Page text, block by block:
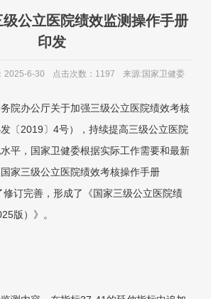
公立医院绩效监测操作手册
印发
2025-6-30 点击次数：1197 来源:国家卫健委
办公厅关于加强三级公立医院绩效考核
〔2019〕4号），持续提高三级公立医院
平，国家卫健委根据实际工作需要和最新
家三级公立医院绩效考核操作手册
修订完善，形成了《国家三级公立医院绩
版）》。